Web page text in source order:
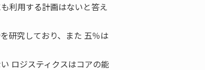
利用する計画はないと答え
研究しており、また 五％は
ロジスティクスはコアの能